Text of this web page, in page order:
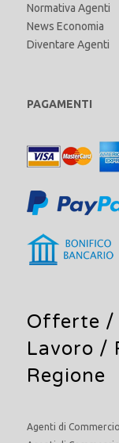
Normativa Agenti
News Economia
Diventare Agenti
PAGAMENTI
Offerte /
Lavoro /
Regione
Agenti di